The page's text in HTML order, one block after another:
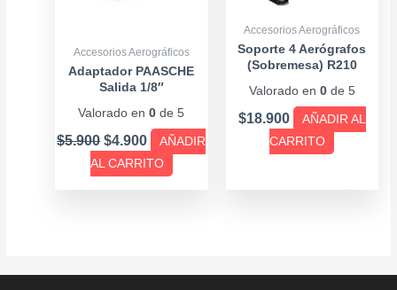
Accesorios Aerográficos
Adaptador PAASCHE
Salida 1/8″
Valorado en0 de 5
$5.900 $4.900
AÑADIR
AL CARRITO
Accesorios Aerográficos
Soporte 4 Aerógrafos
(Sobremesa) R210
Valorado en 0de 5
$18.900
AÑADIR AL
CARRITO